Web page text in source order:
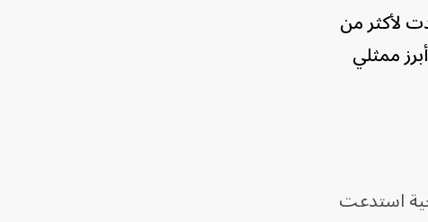
مسيرة فنية امتدت لأكثر من
ممثلي
استدعت